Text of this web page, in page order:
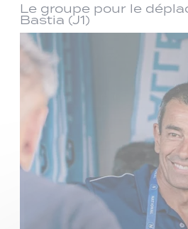
Le groupe pour le
Bastia (J1)